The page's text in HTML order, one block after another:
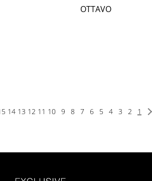
OTTAVO
1
2
3
4
5
6
7
8
9
10
11
12
13
14